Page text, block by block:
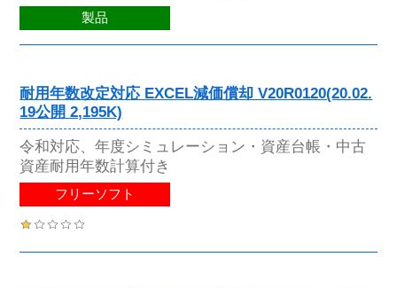
製品
耐用年数改定対応 EXCEL減価償却 V20R0120(20.02.
19公開 2,195K)
令和対応、年度シミュレーション・資産台帳・中古
資産耐用年数計算付き
フリーソフト